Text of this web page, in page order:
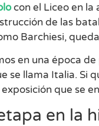
con el Liceo en la
de las
Barchiesi,
en una época
se llama Italia. Si
que se
en la